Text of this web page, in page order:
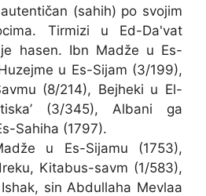
(sahih) po svojim
Tirmizi u Ed-Da'vat
hasen. Ibn Madže u Es-
u Es-Sijam (3/199),
(8/214), Bejheki u El-
(3/345), Albani ga
Sahiha (1797).
u Es-Sijamu (1753),
Kitabus-savm (1/583),
sin Abdullaha Mevlaa